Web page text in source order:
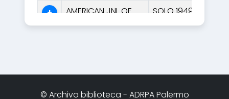
+
AMERICAN JNL OF
HUMAN GENETICS
SOLO 1949;
1983; 1992-1993;
© Archivo biblioteca - ADRPA Palermo